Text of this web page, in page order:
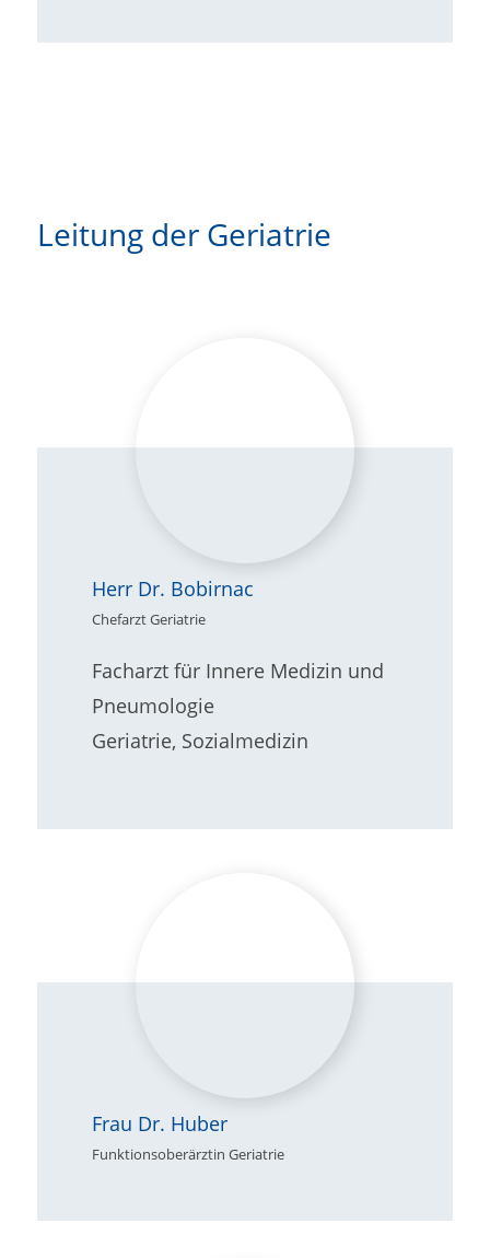
Leitung der Geriatrie
Herr Dr. Bobirnac
Chefarzt Geriatrie
Facharzt für Innere Medizin und
Pneumologie
Geriatrie, Sozialmedizin
Frau Dr. Huber
Funktionsoberärztin Geriatrie